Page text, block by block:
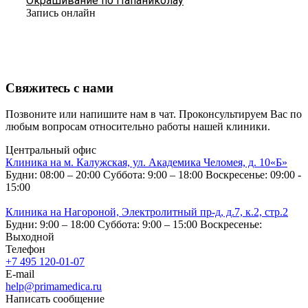
Запись онлайн
Свяжитесь с нами
Позвоните или напишите нам в чат. Проконсультируем Вас по
любым вопросам относительно работы нашей клиники.
Центральный офис
Клиника на м. Калужская, ул. Академика Челомея, д. 10«Б»
Будни: 08:00 – 20:00 Суббота: 9:00 – 18:00 Воскресенье: 09:00 -
15:00
Клиника на Нагороной, Электролитный пр-д, д.7, к.2, стр.2
Будни: 9:00 – 18:00 Суббота: 9:00 – 15:00 Воскресенье:
Выходной
Телефон
+7 495 120-01-07
E-mail
help@primamedica.ru
Написать сообщение